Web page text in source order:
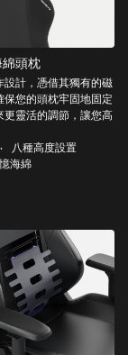
頭枕
設計，憑借其獨有的磁
保您的頭枕牢固地固定
更靈活的調節，讓您高
八種高度設置
海綿